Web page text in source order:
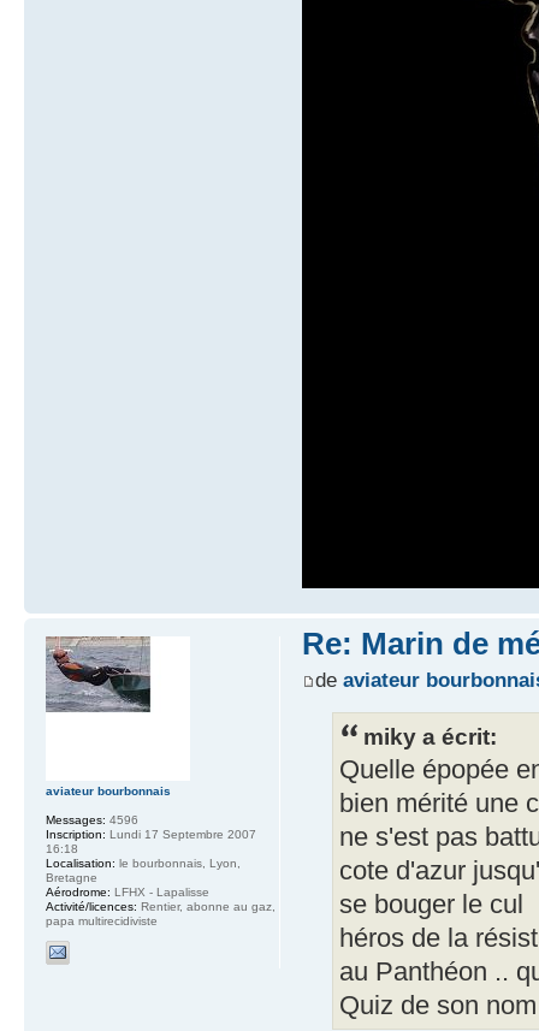
Re: Marin de
de aviateur
miky a écrit:
Quelle épopée
bien mérité une
ne s'est pas
cote d'azur
se bouger le cul
héros de la
au Panthéon ..
Quiz de son
aviateur bourbonnais
Messages: 4596
Inscription: Lundi 17 Septembre 2007
16:18
Localisation: le bourbonnais, Lyon,
Bretagne
Aérodrome: LFHX - Lapalisse
Activité/licences: Rentier, abonne au gaz,
papa multirecidiviste